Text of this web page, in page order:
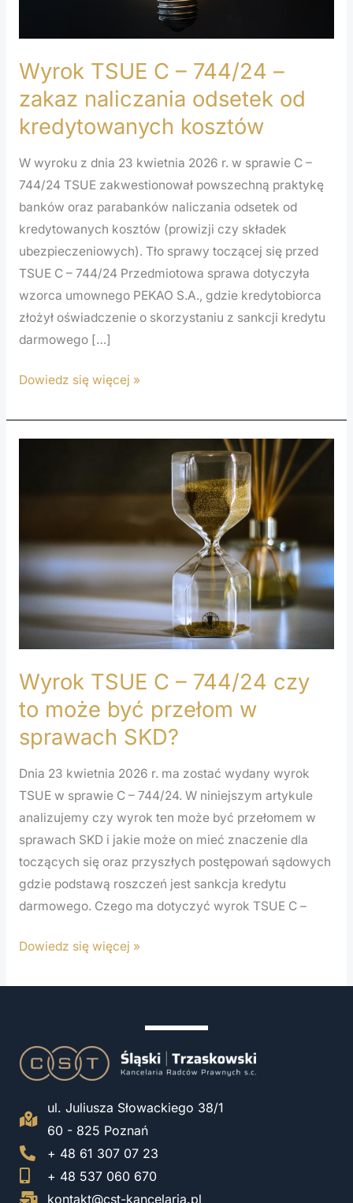
Wyrok TSUE C – 744/24 –
zakaz naliczania odsetek od
kredytowanych kosztów
W wyroku z dnia 23 kwietnia 2026 r. w sprawie C –
744/24 TSUE zakwestionował powszechną praktykę
banków oraz parabanków naliczania odsetek od
kredytowanych kosztów (prowizji czy składek
ubezpieczeniowych). Tło sprawy toczącej się przed
TSUE C – 744/24 Przedmiotowa sprawa dotyczyła
wzorca umownego PEKAO S.A., gdzie kredytobiorca
złożył oświadczenie o skorzystaniu z sankcji kredytu
darmowego […]
od
kredytowanych
Dowiedz się więcej »
Wyrok TSUE C – 744/24 czy
to może być przełom w
sprawach SKD?
Dnia 23 kwietnia 2026 r. ma zostać wydany wyrok
TSUE w sprawie C – 744/24. W niniejszym artykule
analizujemy czy wyrok ten może być przełomem w
sprawach SKD i jakie może on mieć znaczenie dla
toczących się oraz przyszłych postępowań sądowych
gdzie podstawą roszczeń jest sankcja kredytu
darmowego. Czego ma dotyczyć wyrok TSUE C –
czy
to
być
przełom
sprawach
SKD?
Dowiedz się więcej »
ul. Juliusza Słowackiego 38/1
60 - 825 Poznań
+ 48 61 307 07 23
+ 48 537 060 670
kontakt@cst-kancelaria.pl